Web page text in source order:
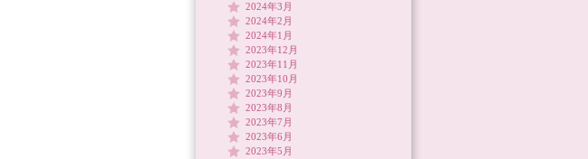
2024年3月
2024年2月
2024年1月
2023年12月
2023年11月
2023年10月
2023年9月
2023年8月
2023年7月
2023年6月
2023年5月